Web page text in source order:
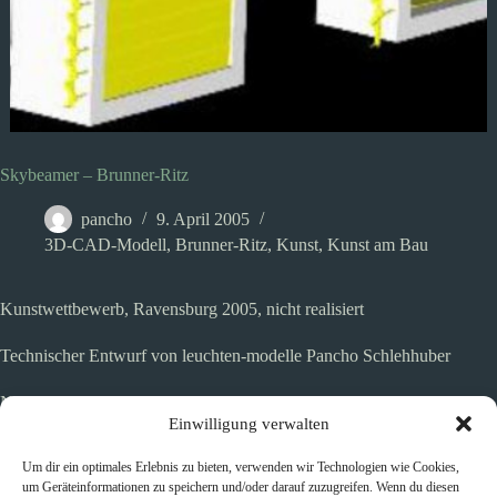
Einwilligung verwalten
Um dir ein optimales Erlebnis zu bieten, verwenden wir Technologien wie Cookies,
um Geräteinformationen zu speichern und/oder darauf zuzugreifen. Wenn du diesen
Skybeamer – Brunner-Ritz
pancho
9. April 2005
3D-CAD-Modell, Brunner-Ritz, Kunst, Kunst am Bau
Kunstwettbewerb, Ravensburg 2005, nicht realisiert
Technischer Entwurf von leuchten-modelle Pancho Schlehhuber
Namen von Personen, die von Nationalsozialisten ins KZ verschleppt
wurden, sollten mit einem Scheinwerfer in den Himmel gemorst
Dazu war die Schaffung einer elektronisch steuerbaren Blende für